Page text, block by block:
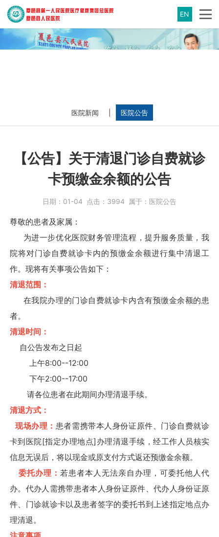
EN
医院新闻 医院公告
【公告】关于清退门诊自费就诊
卡预缴金余额的公告
日期： 01-04 点击： 3994 属于： 医院公告
尊敬的患者及家属：
为进一步优化医院财务管理流程，提升服务质量，我
院将对门诊自费就诊卡内的预缴金余额进行集中清退工
作。现将有关事项公告如下：
清退范围：
在我院办理的门诊自费就诊卡内含有预缴金余额的患
者。
清退时间：
自公告发布之日起
上午8:00--12:00
下午2:00--17:00
请各位患者在此期间办理清退手续。
清退方式：
现场办理： 患者需携带本人身份证原件、门诊自费就诊
卡到医院[指定办理地点]办理清退手续，经工作人员核实
信息无误后，将以现金或原支付方式返还预缴金余额。
委托办理： 若患者本人无法亲自办理，可委托他人代
办。代办人需携带患者本人身份证原件、代办人身份证原
件、门诊就诊卡以及患者签字的委托书到上述指定地点办
理清退。